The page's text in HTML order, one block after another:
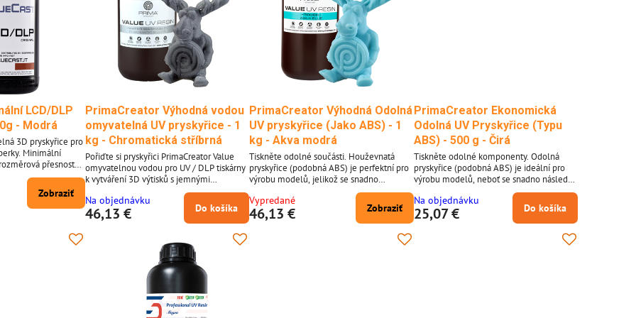
LCD/DLP
- Modrá
3D pryskyřice pro
Minimální
přesnost
malých, ale složitě
fyzikální vlastnosti
vosku, takže
pomocí stejné sady
zbytky popela *
Zobraziť
PrimaCreator Výhodná vodou
omyvatelná UV pryskyřice - 1
kg - Chromatická stříbrná
Pořiďte si pryskyřici PrimaCreator Value
omyvatelnou vodou pro UV / DLP tiskárny
k vytváření 3D výtisků s jemnými
strukturami, detailními prvky a nádhernými
povrchy. Tuto pryskyřici zpracovávejte na
své UV LED a DLP 3D tiskárně v rozsahu
vlnových délek 395-405 nanometrů.
Vlastnosti materiálu PrimaCreator Value
pryskyřice UV / DLP omyvatelné vodou:
Použití na UV LED a DLP 3D tiskárnách...
Na objednávku
46,13 € Do košíka
PrimaCreator Výhodná Odolná
UV pryskyřice (Jako ABS) - 1
kg - Akva modrá
Tiskněte odolné součásti. Houževnatá
pryskyřice (podobná ABS) je perfektní pro
výrobu modelů, jelikož se snadno
dodatečně zpracovává. Tato pryskyřice pro
3D tisk je také velmi vhodná pro funkční
prototypování, jelikož je dostatečně
houževnatá. Jedním z případů použití je
3D tisk brýlí. Jelikož tyto objekty musí být
pevné, ale ohebné. Navíc je pryskyřice z
Vypredané
46,13 € Zobraziť
PrimaCreator Ekonomická
Odolná UV Pryskyřice (Typu
ABS) - 500 g - Čirá
Tiskněte odolné komponenty. Odolná
pryskyřice (podobná ABS) je ideální pro
výrobu modelů, neboť se snadno následně
zpracovává. Tato 3D tisková pryskyřice je
také velmi vhodná pro funkční
prototypování, jelikož je dostatečně
odolná. Jedním z případů použití je 3D tisk
brýlí, jelikož tyto objekty musí být pevné,
ale ohebné. Navíc, pryskyřice z naší řady
Na objednávku
25,07 € Do košíka